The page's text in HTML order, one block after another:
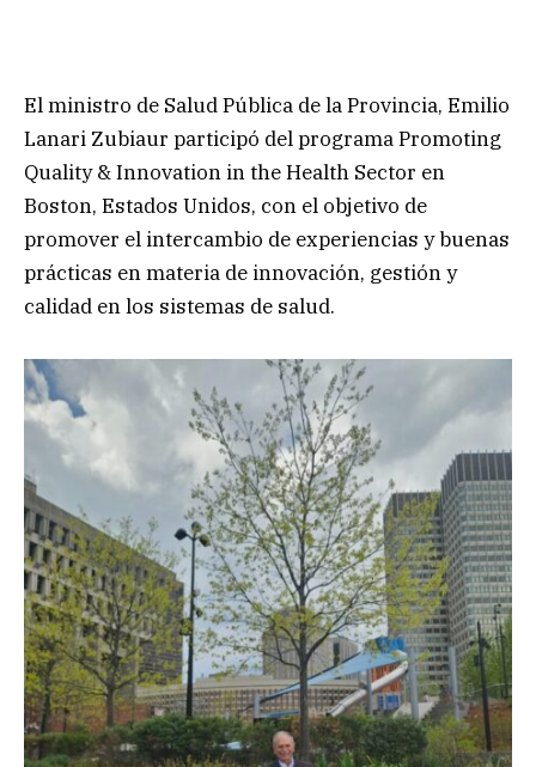
El ministro de Salud Pública de la Provincia, Emilio
Lanari Zubiaur participó del programa Promoting
Quality & Innovation in the Health Sector en
Boston, Estados Unidos, con el objetivo de
promover el intercambio de experiencias y buenas
prácticas en materia de innovación, gestión y
calidad en los sistemas de salud.